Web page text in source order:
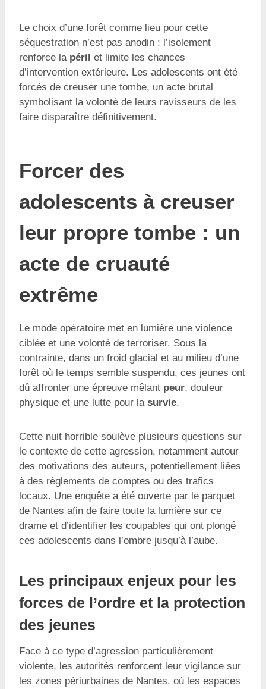
Le choix d’une forêt comme lieu pour cette
séquestration n’est pas anodin : l’isolement
renforce la péril et limite les chances
d’intervention extérieure. Les adolescents ont été
forcés de creuser une tombe, un acte brutal
symbolisant la volonté de leurs ravisseurs de les
faire disparaître définitivement.
Forcer des
adolescents à creuser
leur propre tombe : un
acte de cruauté
extrême
Le mode opératoire met en lumière une violence
ciblée et une volonté de terroriser. Sous la
contrainte, dans un froid glacial et au milieu d’une
forêt où le temps semble suspendu, ces jeunes ont
dû affronter une épreuve mêlant peur, douleur
physique et une lutte pour la survie.
Cette nuit horrible soulève plusieurs questions sur
le contexte de cette agression, notamment autour
des motivations des auteurs, potentiellement liées
à des règlements de comptes ou des trafics
locaux. Une enquête a été ouverte par le parquet
de Nantes afin de faire toute la lumière sur ce
drame et d’identifier les coupables qui ont plongé
ces adolescents dans l’ombre jusqu’à l’aube.
Les principaux enjeux pour les
forces de l’ordre et la protection
des jeunes
Face à ce type d’agression particulièrement
violente, les autorités renforcent leur vigilance sur
les zones périurbaines de Nantes, où les espaces